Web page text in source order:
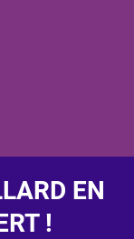
EN
!